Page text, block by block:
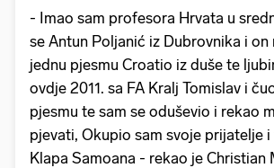
- Imao sam profesora Hrvata u
se Antun Poljanić iz Dubrovnika i on
jednu pjesmu Croatio iz duše te
ovdje 2011. sa FA Kralj Tomislav i
pjesmu te sam se oduševio i rekao
pjevati, Okupio sam svoje prijatelje
Klapa Samoana - rekao je Christian